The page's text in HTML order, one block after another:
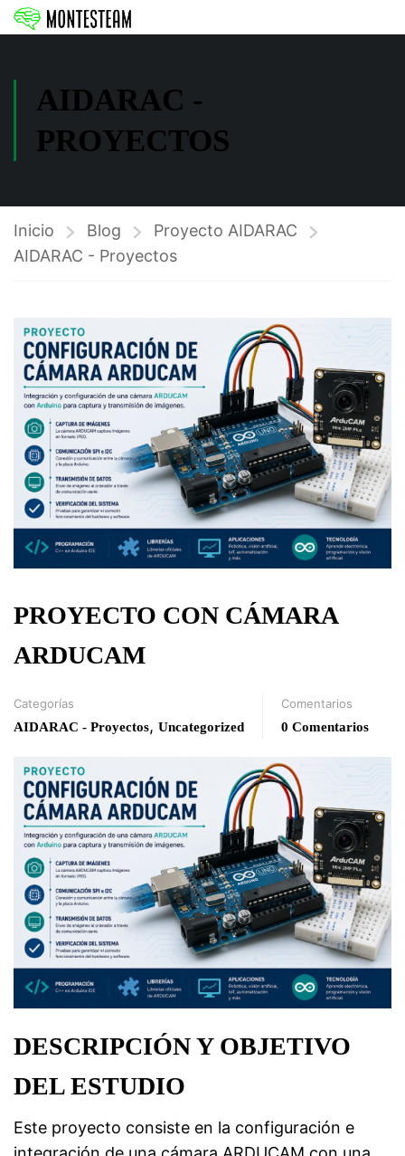
AIDARAC -
PROYECTOS
Inicio Blog
Proyecto AIDARAC
AIDARAC - Proyectos
PROYECTO CON CÁMARA
ARDUCAM
Categorías
AIDARAC - Proyectos, Uncategorized
Comentarios
0 Comentarios
DESCRIPCIÓN Y OBJETIVO
DEL ESTUDIO
Este proyecto consiste en la configuración e